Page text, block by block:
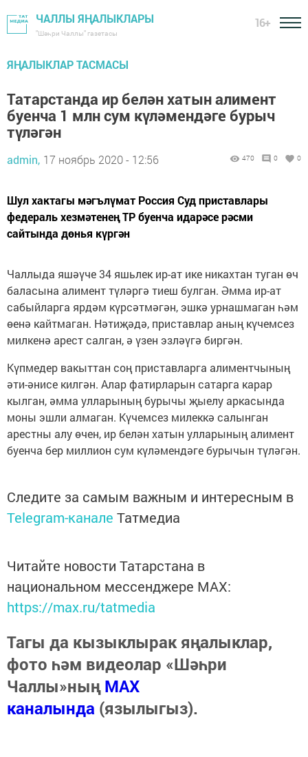
ЧАЛЛЫ ЯҢАЛЫКЛАРЫ
"Шәһри Чаллы" газетасы
16+
ЯҢАЛЫКЛАР ТАСМАСЫ
Татарстанда ир белән хатын алимент
буенча 1 млн сум күләмендәге бурыч
түләгән
admin, 17 ноябрь 2020 - 12:56 470 0 0
Шул хактагы мәгълүмат Россия Суд приставлары
федераль хезмәтенең ТР буенча идарәсе рәсми
сайтында дөнья күргән
Чаллыда яшәүче 34 яшьлек ир-ат ике никахтан туган өч
баласына алимент түләргә тиеш булган. Әмма ир-ат
сабыйларга ярдәм күрсәтмәгән, эшкә урнашмаган һәм
өенә кайтмаган. Нәтиҗәдә, приставлар аның күчемсез
милкенә арест салган, ә үзен эзләүгә биргән.
Күпмедер вакыттан соң приставларга алиментчының
әти-әнисе килгән. Алар фатирларын сатарга карар
кылган, әмма улларының бурычы җыелу аркасында
моны эшли алмаган. Күчемсез милеккә салынган
арестны алу өчен, ир белән хатын улларының алимент
буенча бер миллион сум күләмендәге бурычын түләгән.
Следите за самым важным и интересным в
Telegram-канале Татмедиа
Читайте новости Татарстана в
национальном мессенджере MАХ:
https://max.ru/tatmedia
Тагы да кызыклырак яңалыклар,
фото һәм видеолар «Шәһри
Чаллы»ныңMAX
каналында (язылыгыз).